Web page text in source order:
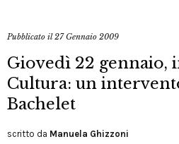
Pubblicato il27 Gennaio 2009
Giovedì 22 gennaio,
Cultura: un
Bachelet
scritto da Manuela Ghizzoni